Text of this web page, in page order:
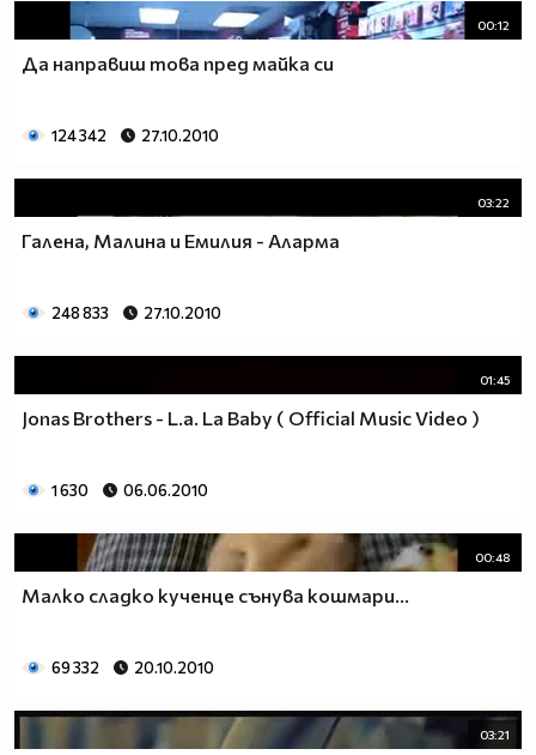
00:12
Да направиш това пред майка си
124 342 27.10.2010
03:22
Галена, Малина и Емилия - Аларма
248 833 27.10.2010
01:45
Jonas Brothers - L.a. La Baby ( Official Music Video )
1 630 06.06.2010
00:48
Малко сладко кученце сънува кошмари...
69 332 20.10.2010
03:21